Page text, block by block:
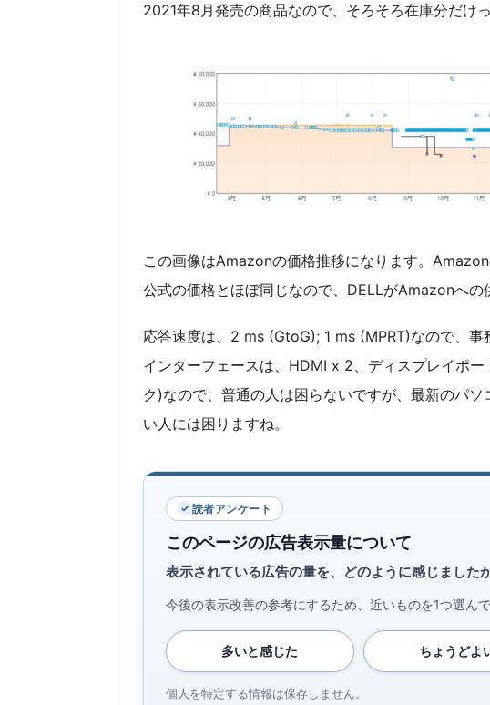
2021年8月発売の商品なので、そろそろ在庫分だけ
この画像はAmazonの価格推移になります。
公式の価格とほぼ同じなので、DELLがAmazonへの
応答速度は、2 ms (GtoG); 1 ms (MPRT)なので、事
インターフェースは、HDMI x 2、ディスプレイポ
ク)なので、普通の人は困らないですが、最新のパ
い人には困りますね。
読者アンケート
このページの広告表示量について
表示されている広告の量を、どのように感じました
今後の表示改善の参考にするため、近いものを1つ選んで
多いと感じた ちょうどよ
個人を特定する情報は保存しません。